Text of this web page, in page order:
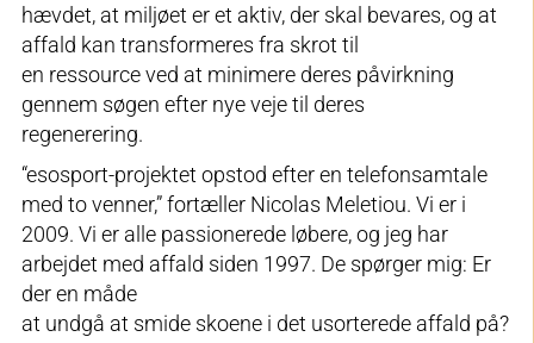
hævdet, at miljøet er et aktiv, der skal bevares, og at
affald kan transformeres fra skrot til
en ressource ved at minimere deres påvirkning
gennem søgen efter nye veje til deres
regenerering.
“esosport-projektet opstod efter en telefonsamtale
med to venner,” fortæller Nicolas Meletiou. Vi er i
2009. Vi er alle passionerede løbere, og jeg har
arbejdet med affald siden 1997. De spørger mig: Er
der en måde
at undgå at smide skoene i det usorterede affald på?